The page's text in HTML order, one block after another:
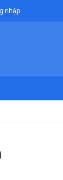
nhập